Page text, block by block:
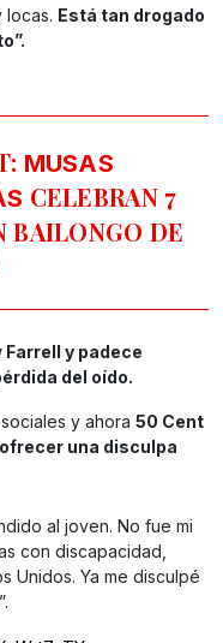
locas. Está tan drogado
MUSAS
CELEBRAN 7
BAILONGO DE
Farrell y padece
del oído.
y ahora 50 Cent
una disculpa
al joven. No fue mi
con discapacidad,
Unidos. Ya me disculpé